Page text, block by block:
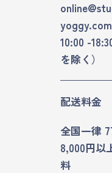
online
yoggy.com
10:00 -
を除く）
配送料金
全国一律
8,000円以
料